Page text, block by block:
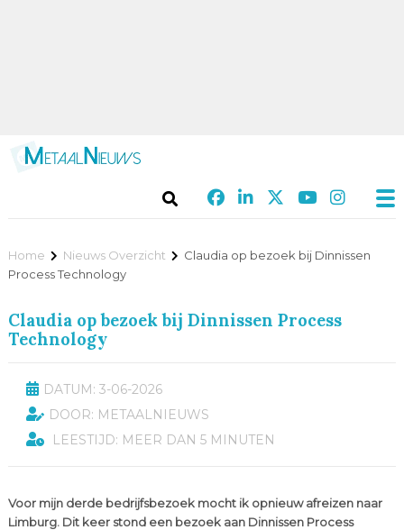
Home Nieuws Overzicht
Claudia op bezoek bij Dinnissen
Process Technology
Claudia op bezoek bij Dinnissen Process
Technology
DATUM: 3-06-2026
DOOR: METAALNIEUWS
LEESTIJD: MEER DAN 5 MINUTEN
Voor mijn derde bedrijfsbezoek mocht ik opnieuw afreizen naar
Limburg. Dit keer stond een bezoek aan Dinnissen Process